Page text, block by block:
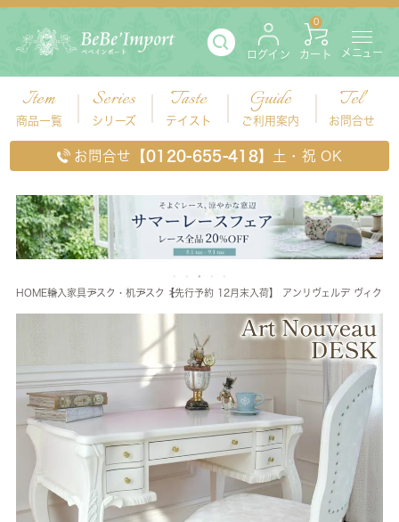
ログイン カート
0
メニュー
Item
商品一覧
Series
シリーズ
Taste
テイスト
Guide
ご利用案内
Tel
お問合せ
お問合せ 【0120-655-418】 土・祝 OK
HOME輸入家具 デスク・机デスク 【先行予約 12月末入荷】 アンリヴェルデ ヴィク